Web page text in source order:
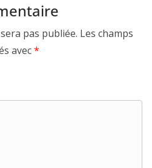
pas publiée. Les champs
avec*